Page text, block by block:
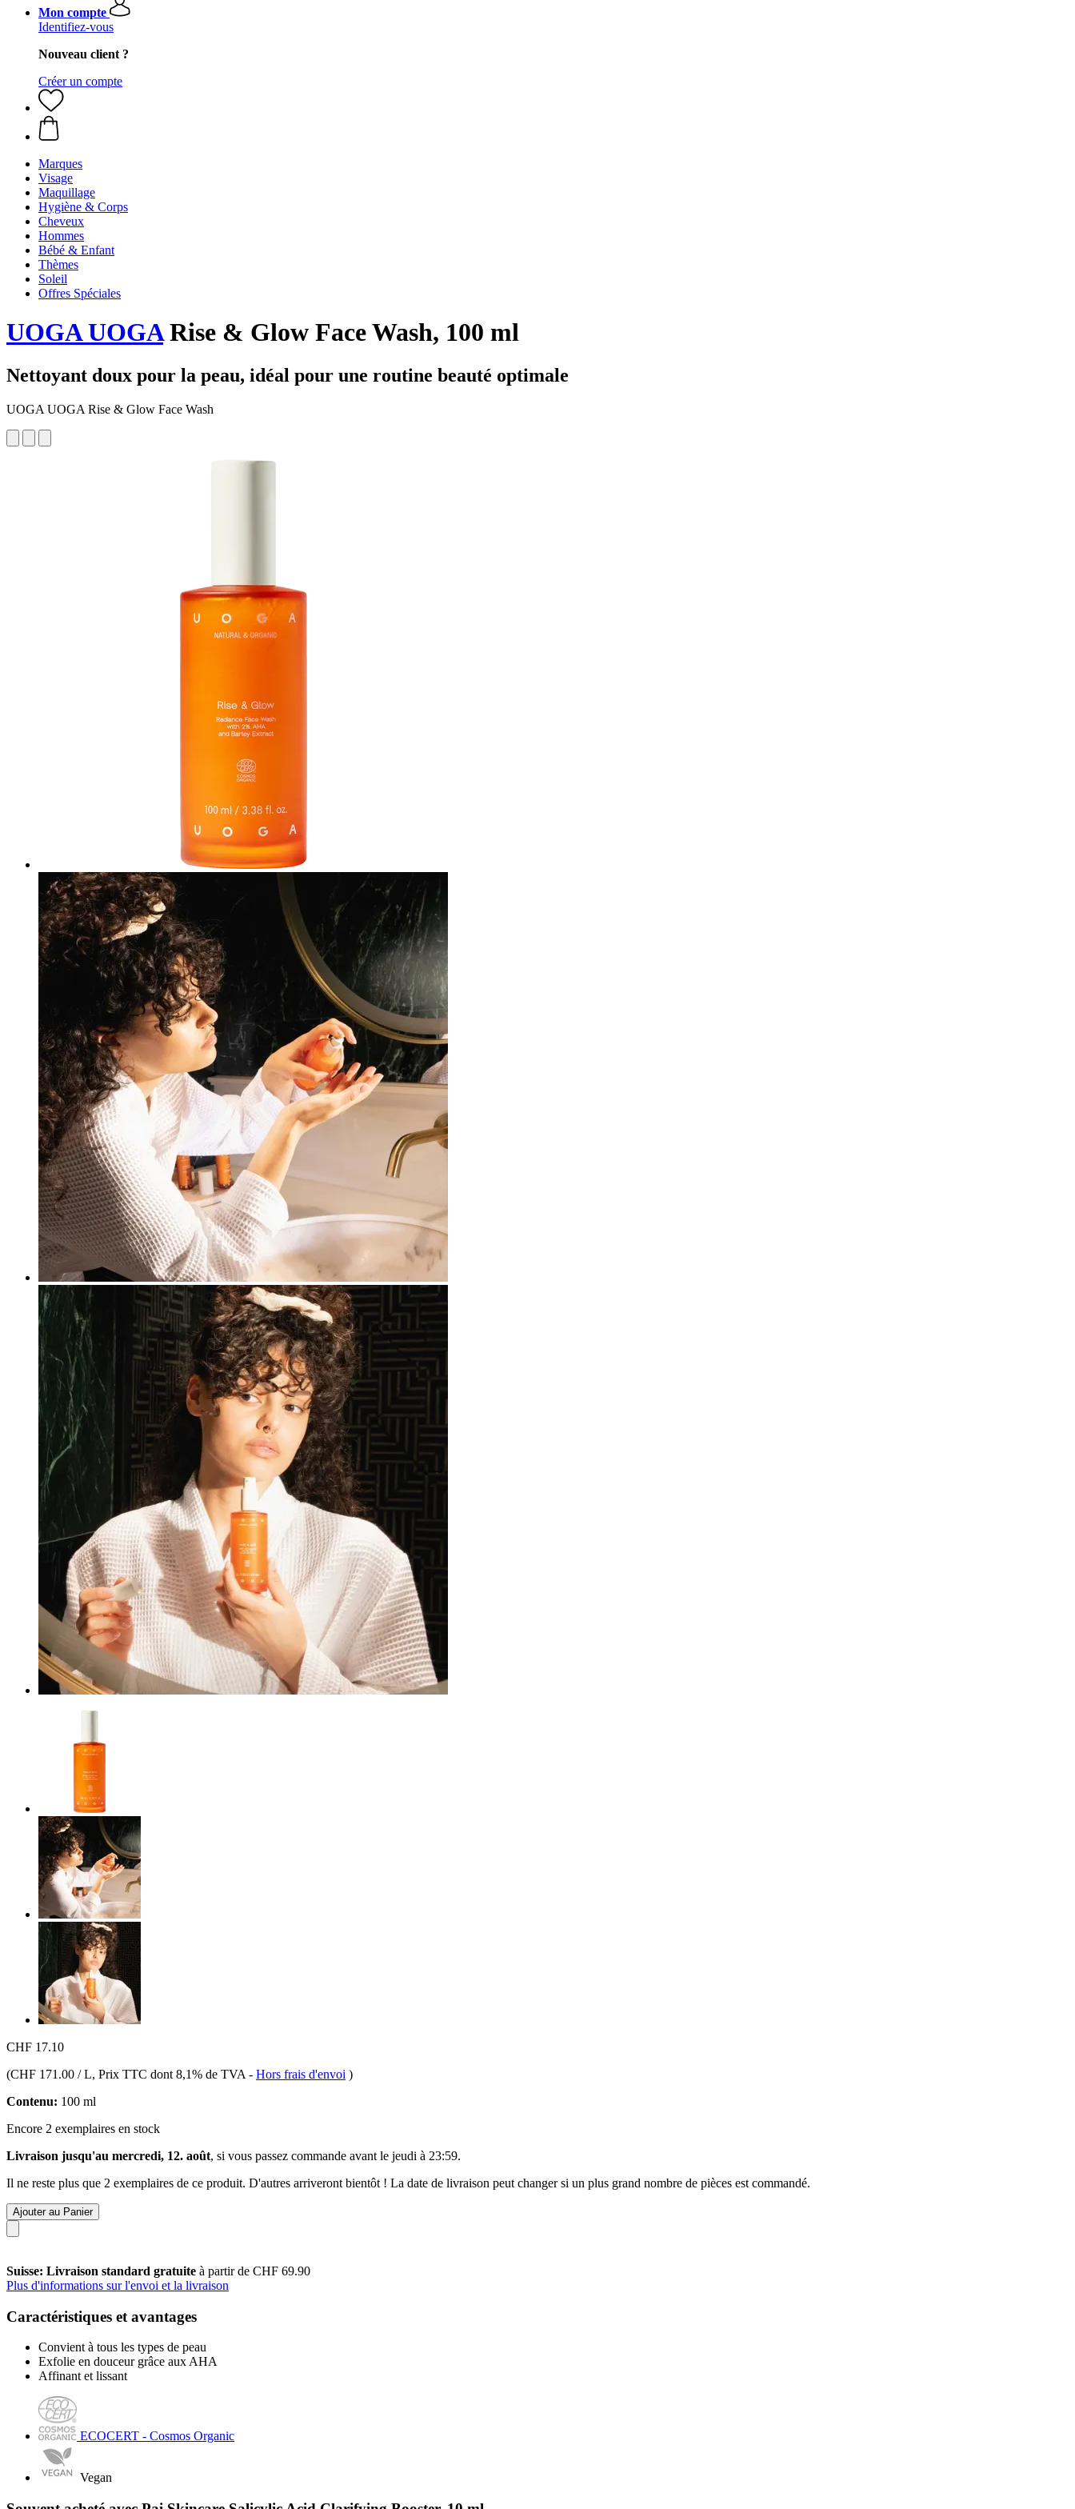
Mon compte
Identifiez-vous
Nouveau client ?
Créer un compte
Marques
Visage
Maquillage
Hygiène & Corps
Cheveux
Hommes
Bébé & Enfant
Thèmes
Soleil
Offres Spéciales
UOGA UOGARise & Glow Face Wash, 100 ml
Nettoyant doux pour la peau, idéal pour une routine beauté optimale
UOGA UOGA Rise & Glow Face Wash
CHF 17.10
(CHF 171.00 / L, Prix TTC dont 8,1% de TVA - Hors frais d'envoi )
Contenu: 100 ml
Encore 2 exemplaires en stock
Livraison jusqu'au mercredi, 12. août, si vous passez commande avant le jeudi à 23:59.
Il ne reste plus que 2 exemplaires de ce produit. D'autres arriveront bientôt ! La date de livraison peut changer si un plus grand nombre de pièces est commandé.
Ajouter au Panier
Suisse: Livraison standard gratuite à partir de CHF 69.90
Plus d'informations sur l'envoi et la livraison
Caractéristiques et avantages
Convient à tous les types de peau
Exfolie en douceur grâce aux AHA
Affinant et lissant
ECOCERT - Cosmos Organic
Vegan